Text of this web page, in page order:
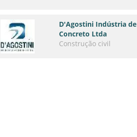
D'Agostini Indústria de
Concreto Ltda
Construção civil